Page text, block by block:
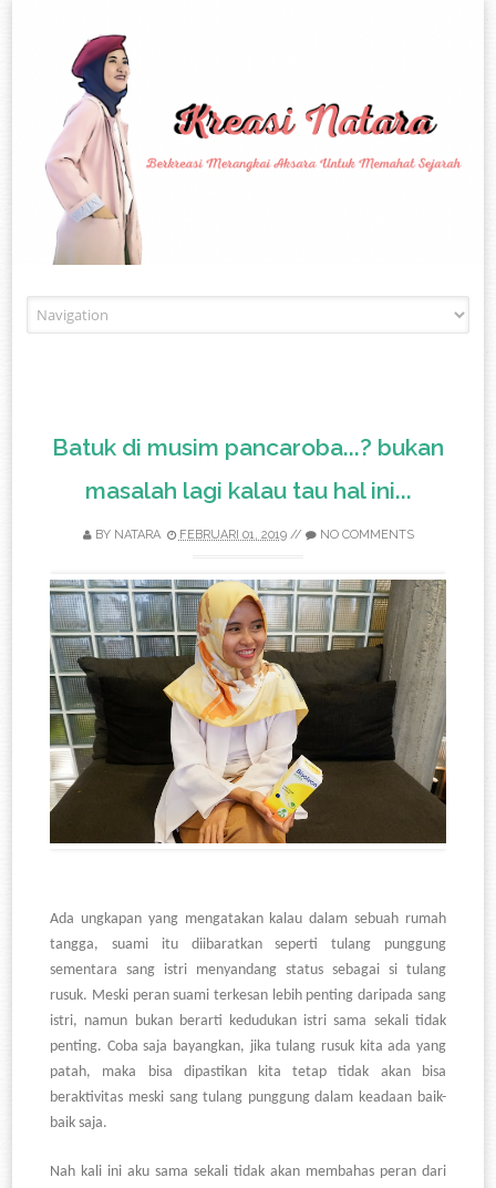
Batuk di musim pancaroba...? bukan
masalah lagi kalau tau hal ini...
BY NATARA FEBRUARI 01, 2019// NO COMMENTS
Ada ungkapan yang mengatakan kalau dalam sebuah rumah
tangga, suami itu diibaratkan seperti tulang punggung
sementara sang istri menyandang status sebagai si tulang
rusuk. Meski peran suami terkesan lebih penting daripada sang
istri, namun bukan berarti kedudukan istri sama sekali tidak
penting. Coba saja bayangkan, jika tulang rusuk kita ada yang
patah, maka bisa dipastikan kita tetap tidak akan bisa
beraktivitas meski sang tulang punggung dalam keadaan baik-
baik saja.
Nah kali ini aku sama sekali tidak akan membahas peran dari